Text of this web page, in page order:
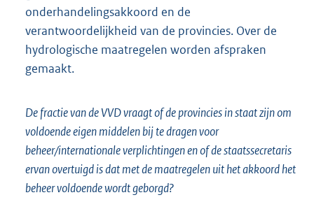
onderhandelingsakkoord en de
verantwoordelijkheid van de provincies. Over de
hydrologische maatregelen worden afspraken
gemaakt.
De fractie van de VVD vraagt of de provincies in staat zijn om
voldoende eigen middelen bij te dragen voor
beheer/internationale verplichtingen en of de staatssecretaris
ervan overtuigd is dat met de maatregelen uit het akkoord het
beheer voldoende wordt geborgd?